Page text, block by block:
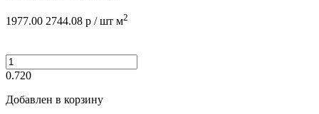
1977.00 2744.08 р / шт м2
0.720
Добавлен в корзину